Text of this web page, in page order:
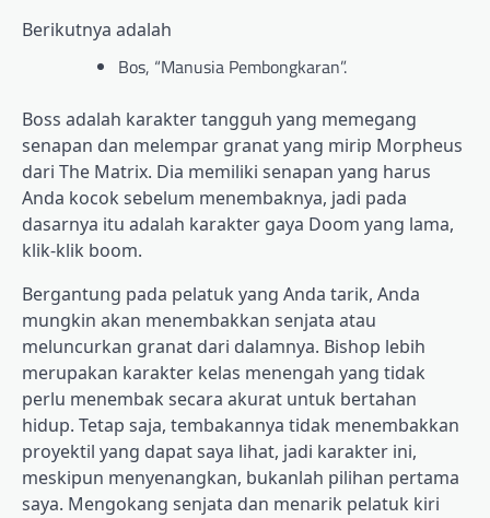
Berikutnya adalah
Bos, “Manusia Pembongkaran”.
Boss adalah karakter tangguh yang memegang
senapan dan melempar granat yang mirip Morpheus
dari The Matrix. Dia memiliki senapan yang harus
Anda kocok sebelum menembaknya, jadi pada
dasarnya itu adalah karakter gaya Doom yang lama,
klik-klik boom.
Bergantung pada pelatuk yang Anda tarik, Anda
mungkin akan menembakkan senjata atau
meluncurkan granat dari dalamnya. Bishop lebih
merupakan karakter kelas menengah yang tidak
perlu menembak secara akurat untuk bertahan
hidup. Tetap saja, tembakannya tidak menembakkan
proyektil yang dapat saya lihat, jadi karakter ini,
meskipun menyenangkan, bukanlah pilihan pertama
saya. Mengokang senjata dan menarik pelatuk kiri